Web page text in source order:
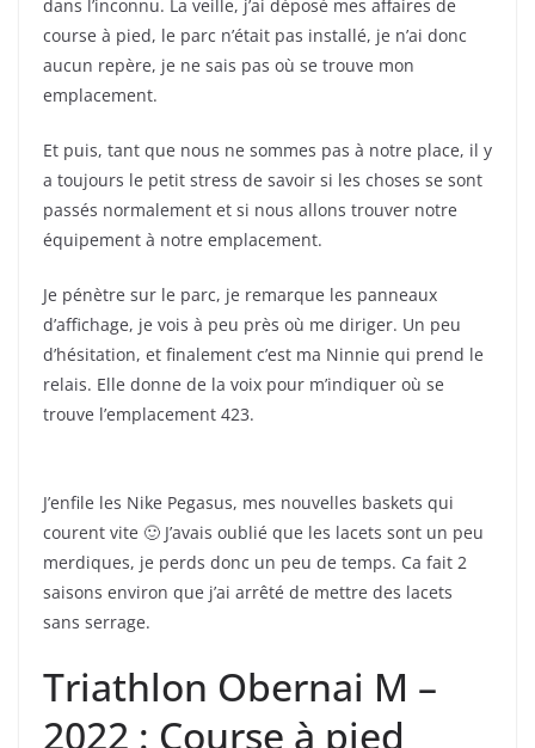
dans l’inconnu. La veille, j’ai déposé mes affaires de
course à pied, le parc n’était pas installé, je n’ai donc
aucun repère, je ne sais pas où se trouve mon
emplacement.
Et puis, tant que nous ne sommes pas à notre place, il y
a toujours le petit stress de savoir si les choses se sont
passés normalement et si nous allons trouver notre
équipement à notre emplacement.
Je pénètre sur le parc, je remarque les panneaux
d’affichage, je vois à peu près où me diriger. Un peu
d’hésitation, et finalement c’est ma Ninnie qui prend le
relais. Elle donne de la voix pour m’indiquer où se
trouve l’emplacement 423.
J’enfile les Nike Pegasus, mes nouvelles baskets qui
courent vite 🙂 J’avais oublié que les lacets sont un peu
merdiques, je perds donc un peu de temps. Ca fait 2
saisons environ que j’ai arrêté de mettre des lacets
sans serrage.
Triathlon Obernai M –
2022 : Course à pied